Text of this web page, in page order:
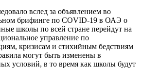
вслед за объявлением во
брифинге по COVID-19 в ОАЭ о
школы по всей стране перейдут на
управление по
кризисам и стихийным бедствиям
могут быть изменены в
условий, в то время как школы будут